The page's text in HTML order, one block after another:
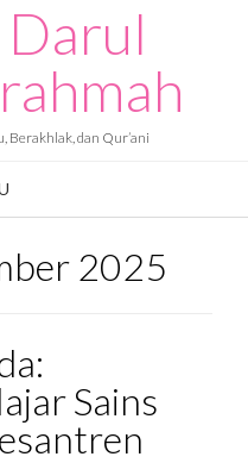
Darul
dan Qur’ani
2025
Sains